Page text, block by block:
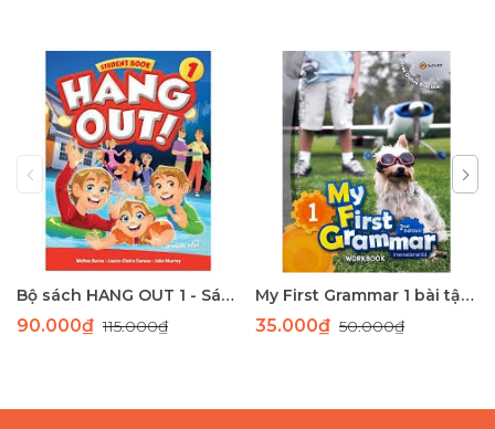
Bộ sách HANG OUT 1 - Sách học tiếng Anh giao tiếp dành cho học sinh tiểu học
90.000₫115.000₫
My First Grammar 1 bài tập 2nd Edition
35.000₫ 50.000₫